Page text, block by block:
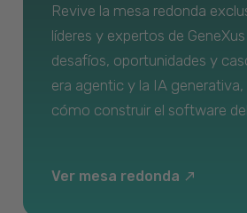
Revive la mesa redonda
líderes y expertos de
desafíos, oportunidades y
era agentic y la IA
cómo construir el software
Ver mesa redonda